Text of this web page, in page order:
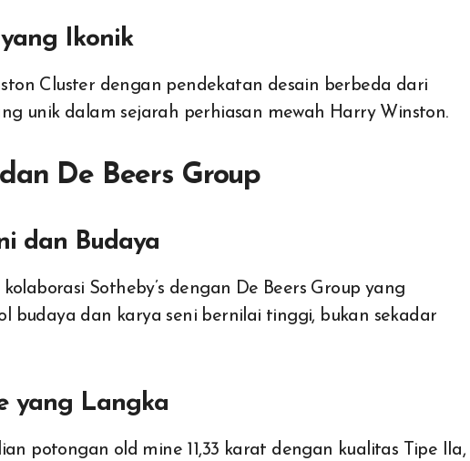
Ikonik
Cluster dengan pendekatan desain berbeda dari
unik dalam sejarah perhiasan mewah Harry Winston.
De Beers Group
dan Budaya
Sotheby’s dengan De Beers Group yang
budaya dan karya seni bernilai tinggi, bukan sekadar
yang Langka
potongan old mine 11,33 karat dengan kualitas Tipe IIa,